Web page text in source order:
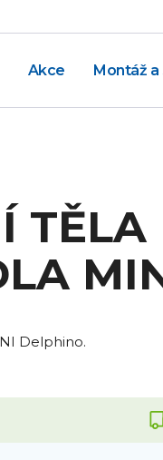
Akce Montáž a
TĚLA
Delphino.